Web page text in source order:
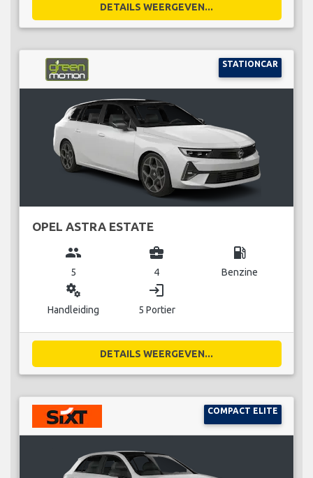
DETAILS WEERGEVEN...
STATIONCAR
OPEL ASTRA ESTATE
group
5
business_center
4
local_gas_station
Benzine
miscellaneous_services
Handleiding
login
5 Portier
DETAILS WEERGEVEN...
COMPACT ELITE